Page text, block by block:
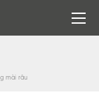
mài râu